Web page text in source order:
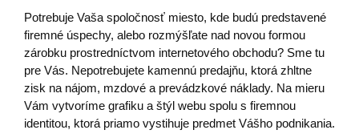
Potrebuje Vaša spoločnosť miesto, kde budú predstavené
firemné úspechy, alebo rozmýšľate nad novou formou
zárobku prostredníctvom internetového obchodu? Sme tu
pre Vás. Nepotrebujete kamennú predajňu, ktorá zhltne
zisk na nájom, mzdové a prevádzkové náklady. Na mieru
Vám vytvoríme grafiku a štýl webu spolu s firemnou
identitou, ktorá priamo vystihuje predmet Vášho podnikania.